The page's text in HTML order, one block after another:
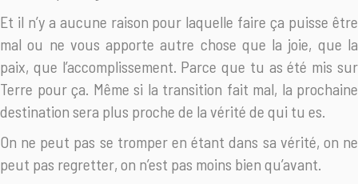
Et il n’y a aucune raison pour laquelle faire ça puisse être
mal ou ne vous apporte autre chose que la joie, que la
paix, que l’accomplissement. Parce que tu as été mis sur
Terre pour ça. Même si la transition fait mal, la prochaine
destination sera plus proche de la vérité de qui tu es.
On ne peut pas se tromper en étant dans sa vérité, on ne
peut pas regretter, on n’est pas moins bien qu’avant.